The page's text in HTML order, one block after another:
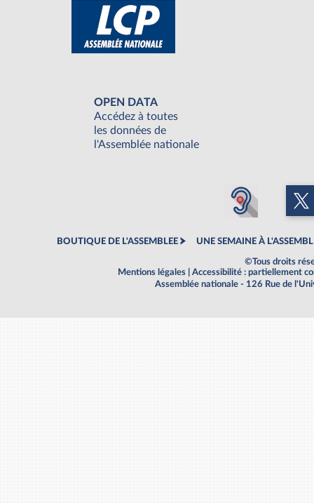
OPEN DATA
Accédez à toutes
les données de
l'Assemblée nationale
BOUTIQUE DE L'ASSEMBLEE UNE SEMAINE À
©Tous droits
Mentions légales
Accessibilité : partiellement
Assemblée nationale - 126 Rue de